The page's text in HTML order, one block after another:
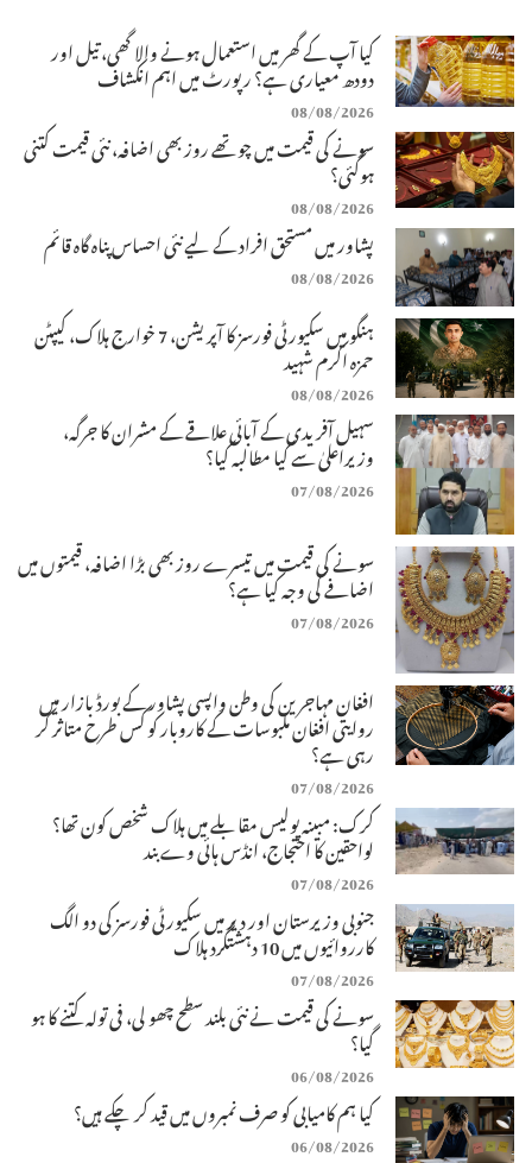
کیا آپ کے گھر میں استعمال ہونے والا گھی، تیل اور
دودھ معیاری ہے؟ رپورٹ میں اہم انکشاف
08/08/2026
سونے کی قیمت میں چوتھے روز بھی اضافہ، نئی قیمت کتنی
ہوگئی؟
08/08/2026
پشاور میں مستحق افراد کے لیے نئی احساس پناہ گاہ قائم
08/08/2026
ہنگو میں سکیورٹی فورسز کا آپریشن، 7 خوارج ہلاک، کیپٹن
حمزہ اکرم شہید
08/08/2026
سہیل آفریدی کے آبائی علاقے کے مشران کا جرگہ،
وزیراعلیٰ سے کیا مطالبہ کیا؟
07/08/2026
سونے کی قیمت میں تیسرے روز بھی بڑا اضافہ، قیمتوں میں
اضافے کی وجہ کیا ہے؟
07/08/2026
افغان مہاجرین کی وطن واپسی پشاور کے بورڈ بازار میں
روایتی افغان ملبوسات کے کاروبار کو کس طرح متاثر کر
رہی ہے؟
07/08/2026
کرک: مبینہ پولیس مقابلے میں ہلاک شخص کون تھا؟
لواحقین کا احتجاج، انڈس ہائی وے بند
07/08/2026
جنوبی وزیرستان اور دیر میں سکیورٹی فورسز کی دو الگ
کارروائیوں میں 10 دہشتگرد ہلاک
07/08/2026
سونے کی قیمت نے نئی بلند سطح چھو لی، فی تولہ کتنے کا ہو
گیا؟
06/08/2026
کیا ہم کامیابی کو صرف نمبروں میں قید کر چکے ہیں؟
06/08/2026